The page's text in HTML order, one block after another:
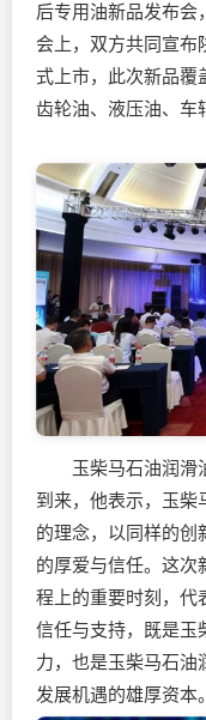
后专用油新品发布会
会上，双方共同宣布
式上市，此次新品覆
齿轮油、液压油、车
玉柴马石油润滑
到来，他表示，玉柴
的理念，以同样的创
的厚爱与信任。这次
程上的重要时刻，代
信任与支持，既是玉
力，也是玉柴马石油
发展机遇的雄厚资本。